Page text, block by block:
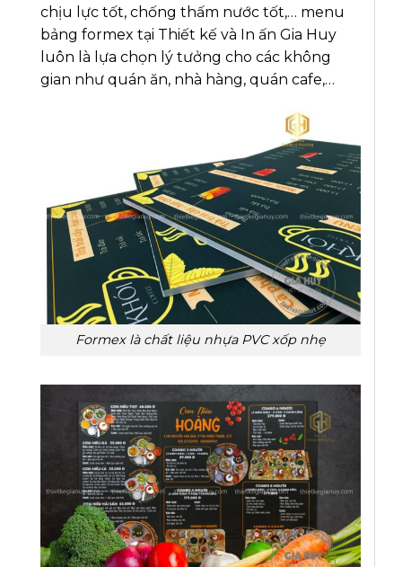
chịu lực tốt, chống thấm nước tốt,… menu
bảng formex tại Thiết kế và In ấn Gia Huy
luôn là lựa chọn lý tưởng cho các không
gian như quán ăn, nhà hàng, quán cafe,…
Formex là chất liệu nhựa PVC xốp nhẹ